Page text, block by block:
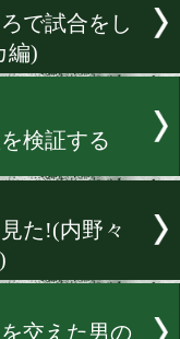
ところで試合
リカ編)